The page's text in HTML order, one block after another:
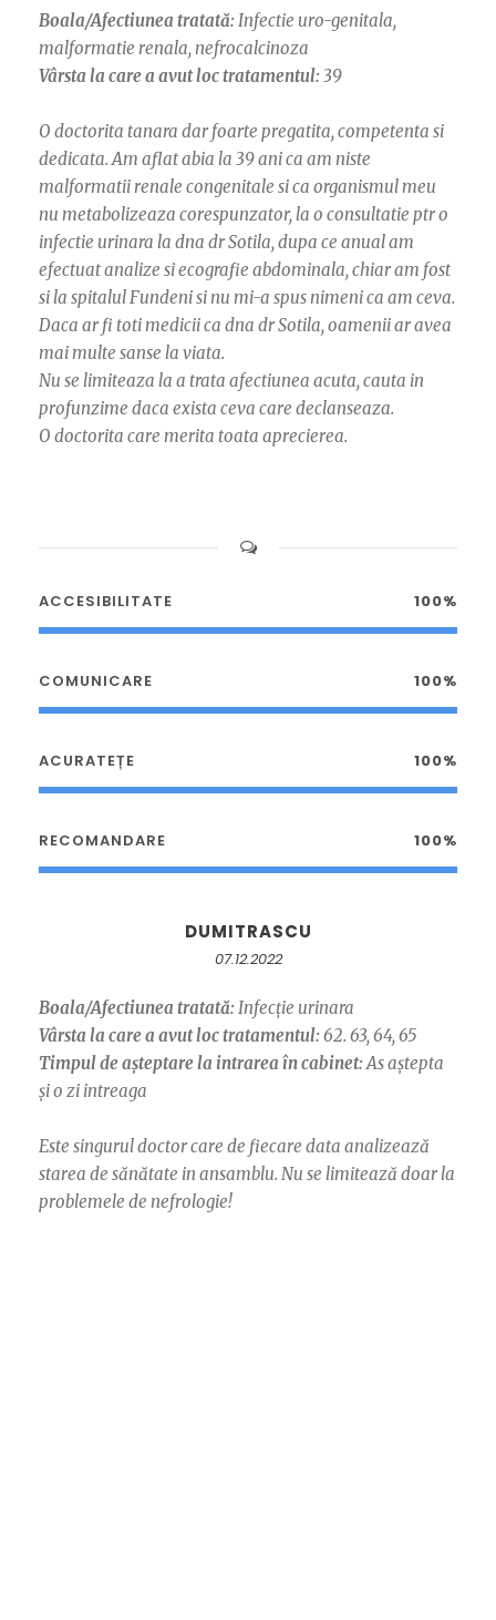
Boala/Afectiunea tratată: Infectie uro-genitala,
malformatie renala, nefrocalcinoza
Vârsta la care a avut loc tratamentul: 39
O doctorita tanara dar foarte pregatita, competenta si
dedicata. Am aflat abia la 39 ani ca am niste
malformatii renale congenitale si ca organismul meu
nu metabolizeaza corespunzator, la o consultatie ptr o
infectie urinara la dna dr Sotila, dupa ce anual am
efectuat analize si ecografie abdominala, chiar am fost
si la spitalul Fundeni si nu mi-a spus nimeni ca am ceva.
Daca ar fi toti medicii ca dna dr Sotila, oamenii ar avea
mai multe sanse la viata.
Nu se limiteaza la a trata afectiunea acuta, cauta in
profunzime daca exista ceva care declanseaza.
O doctorita care merita toata aprecierea.
ACCESIBILITATE 100%
COMUNICARE 100%
ACURATEȚE 100%
RECOMANDARE 100%
DUMITRASCU
07.12.2022
Boala/Afectiunea tratată: Infecție urinara
Vârsta la care a avut loc tratamentul: 62. 63, 64, 65
Timpul de așteptare la intrarea în cabinet:As aștepta
și o zi intreaga
Este singurul doctor care de fiecare data analizează
starea de sănătate in ansamblu. Nu se limitează doar la
problemele de nefrologie!